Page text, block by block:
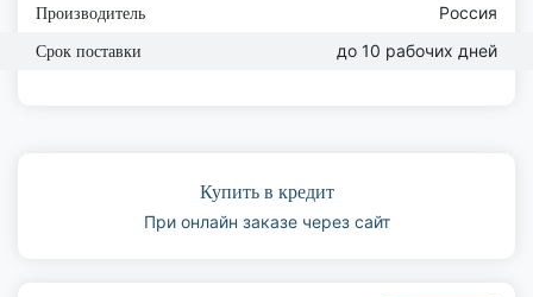
Производитель Россия
Срок поставки до 10 рабочих дней
Купить в кредит
При онлайн заказе через сайт